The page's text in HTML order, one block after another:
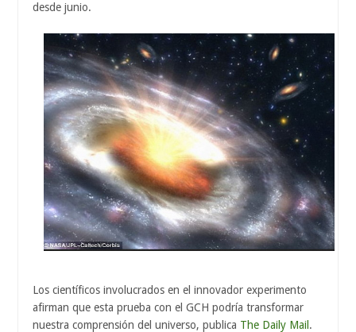
desde junio.
Los científicos involucrados en el innovador experimento
afirman que esta prueba con el GCH podría transformar
nuestra comprensión del universo, publica The Daily Mail .